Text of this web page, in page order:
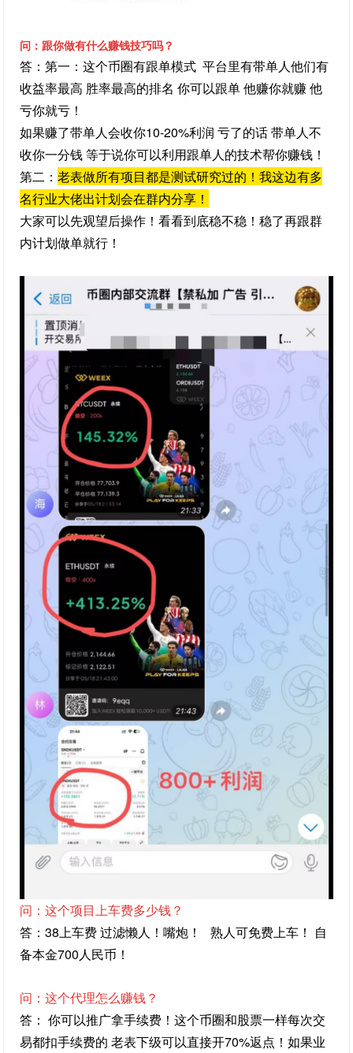
问：跟你做有什么赚钱技巧吗？
答：第一：这个币圈有跟单模式 平台里有带单人他们有
收益率最高 胜率最高的排名 你可以跟单 他赚你就赚 他
亏你就亏！
如果赚了带单人会收你10-20%利润 亏了的话 带单人不
收你一分钱 等于说你可以利用跟单人的技术帮你赚钱！
第二：老表做所有项目都是测试研究过的！我这边有多
名行业大佬出计划会在群内分享！
大家可以先观望后操作！看看到底稳不稳！稳了再跟群
内计划做单就行！
问：这个项目上车费多少钱？
答：38上车费 过滤懒人！嘴炮！熟人可免费上车！ 自
备本金700人民币！
问：这个代理怎么赚钱？
答： 你可以推广拿手续费！这个币圈和股票一样每次交
易都扣手续费的 老表下级可以直接开70%返点！如果业